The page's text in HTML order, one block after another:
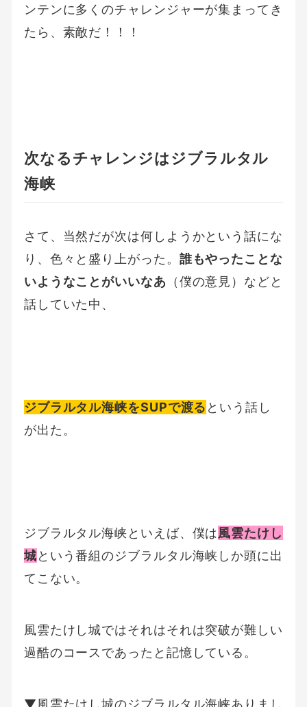
ンテンに多くのチャレンジャーが集まってき
たら、素敵だ！！！
次なるチャレンジはジブラルタル
海峡
さて、当然だが次は何しようかという話にな
り、色々と盛り上がった。 誰もやったことな
いようなことがいいなあ （僕の意見）などと
話していた中、
ジブラルタル海峡をSUPで渡る という話し
が出た。
ジブラルタル海峡といえば、僕は風雲たけし
城という番組のジブラルタル海峡しか頭に出
てこない。
風雲たけし城ではそれはそれは突破が難しい
過酷のコースであったと記憶している。
▼風雲たけし城のジブラルタル海峡ありまし